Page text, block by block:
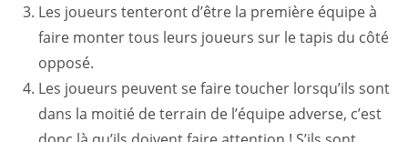
Les joueurs tenteront d’être la première équipe à
faire monter tous leurs joueurs sur le tapis du côté
opposé.
Les joueurs peuvent se faire toucher lorsqu’ils sont
dans la moitié de terrain de l’équipe adverse, c’est